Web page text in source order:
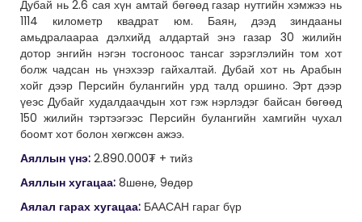
Дубай нь 2.6 сая хүн амтай бөгөөд газар нутгийн хэмжээ нь
1114 километр квадрат юм. Баян, дээд зиндааны
амьдралаараа дэлхийд алдартай энэ газар 30 жилийн
дотор энгийн нэгэн тосгоноос тансаг зэрэглэлийн том хот
болж чадсан нь үнэхээр гайхалтай. Дубай хот нь Арабын
хойг дээр Персийн булангийн урд талд оршино. Эрт дээр
үеэс Дубайг худалдаачдын хот гэж нэрлэдэг байсан бөгөөд
150 жилийн тэртээгээс Персийн булангийн хамгийн чухал
боомт хот болон хөгжсөн ажээ.
Аяллын үнэ: 2.890.000₮ + тийз
Аяллын хугацаа: 8шөнө, 9өдөр
Аялал гарах хугацаа: БААСАН гараг бүр